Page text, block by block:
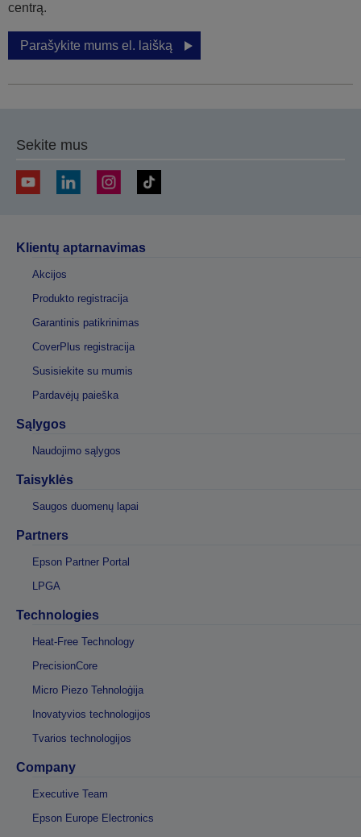
centrą.
Parašykite mums el. laišką
Sekite mus
Klientų aptarnavimas
Akcijos
Produkto registracija
Garantinis patikrinimas
CoverPlus registracija
Susisiekite su mumis
Pardavėjų paieška
Sąlygos
Naudojimo sąlygos
Taisyklės
Saugos duomenų lapai
Partners
Epson Partner Portal
LPGA
Technologies
Heat-Free Technology
PrecisionCore
Micro Piezo Tehnoloģija
Inovatyvios technologijos
Tvarios technologijos
Company
Executive Team
Epson Europe Electronics